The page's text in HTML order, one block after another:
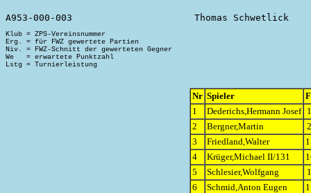
Klub = ZPS-Vereinsnummer
Erg. = für FWZ gewertete Partien
Niv. = FWZ-Schnitt der gewerteten Gegner
We   = erwartete Punktzahl
Nr Spieler
1
Dederichs,Hermann Josef
2
Bergner,Martin
3
Friedland,Walter
4
Krüger,Michael II/131
5
Schlesier,Wolfgang
6
Schmid,Anton Eugen